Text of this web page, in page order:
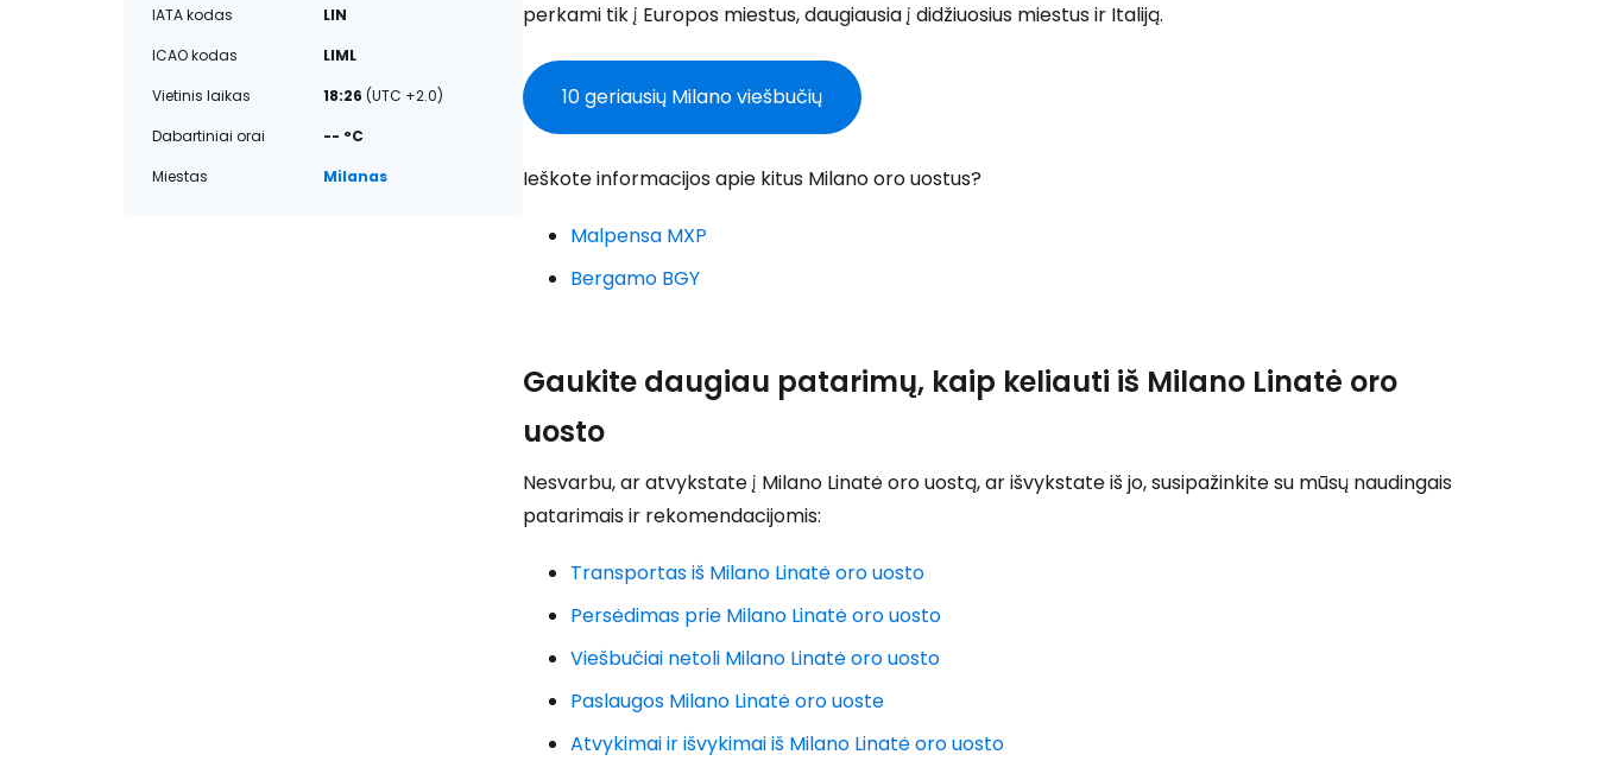
IATA kodas
LIN
ICAO kodas
LIML
Vietinis laikas
18:26 (UTC +2.0)
Dabartiniai orai
-- °C
Miestas
Milanas
perkami tik į Europos miestus, daugiausia į didžiuosius miestus ir Italiją.
10 geriausių Milano viešbučių
Ieškote informacijos apie kitus Milano oro uostus?
Malpensa MXP
Bergamo BGY
Gaukite daugiau patarimų, kaip keliauti iš Milano Linatė oro
uosto
Nesvarbu, ar atvykstate į Milano Linatė oro uostą, ar išvykstate iš jo, susipažinkite su mūsų naudingais
patarimais ir rekomendacijomis:
Transportas iš Milano Linatė oro uosto
Persėdimas prie Milano Linatė oro uosto
Viešbučiai netoli Milano Linatė oro uosto
Paslaugos Milano Linatė oro uoste
Atvykimai ir išvykimai iš Milano Linatė oro uosto
Prisijunkite prie Cestee
... pasaulinė kelionių bendruomenė
Tęsti el. paštu